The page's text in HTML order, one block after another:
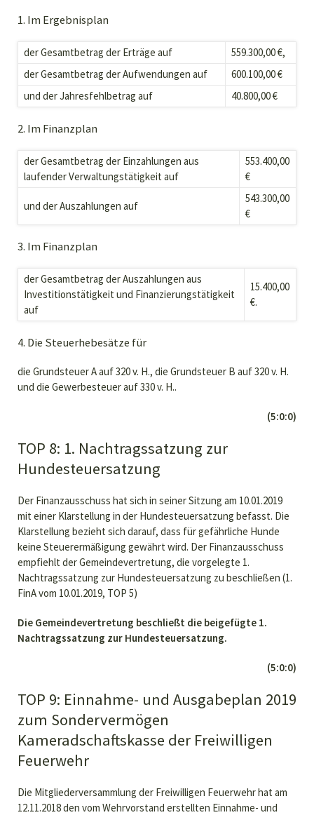
1. Im Ergebnisplan
der Gesamtbetrag der Erträge auf
559.300,00 €,
der Gesamtbetrag der Aufwendungen auf
600.100,00 €
und der Jahresfehlbetrag auf
40.800,00 €
2. Im Finanzplan
der Gesamtbetrag der Einzahlungen aus
laufender Verwaltungstätigkeit auf
553.400,00
€
und der Auszahlungen auf
543.300,00
€
3. Im Finanzplan
der Gesamtbetrag der Auszahlungen aus
Investitionstätigkeit und Finanzierungstätigkeit
auf
15.400,00
€.
4. Die Steuerhebesätze für
die Grundsteuer A auf 320 v. H., die Grundsteuer B auf 320 v. H.
und die Gewerbesteuer auf 330 v. H..
(5:0:0)
TOP 8: 1. Nachtragssatzung zur
Hundesteuersatzung
Der Finanzausschuss hat sich in seiner Sitzung am 10.01.2019
mit einer Klarstellung in der Hundesteuersatzung befasst. Die
Klarstellung bezieht sich darauf, dass für gefährliche Hunde
keine Steuerermäßigung gewährt wird. Der Finanzausschuss
empfiehlt der Gemeindevertretung, die vorgelegte 1.
Nachtragssatzung zur Hundesteuersatzung zu beschließen (1.
FinA vom 10.01.2019, TOP 5)
Die Gemeindevertretung beschließt die beigefügte 1.
Nachtragssatzung zur Hundesteuersatzung.
(5:0:0)
TOP 9: Einnahme- und Ausgabeplan 2019
zum Sondervermögen
Kameradschaftskasse der Freiwilligen
Feuerwehr
Die Mitgliederversammlung der Freiwilligen Feuerwehr hat am
12.11.2018 den vom Wehrvorstand erstellten Einnahme- und